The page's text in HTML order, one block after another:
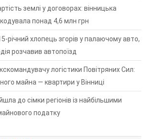
землі у договорах: вінницька
понад 4,6 млн грн
річний хлопець згорів у палаючому авто,
розчавив автопоїзд
логістики Повітряних Сил:
майна — квартири у Вінниці
до сімки регіонів із найбільшими
податку